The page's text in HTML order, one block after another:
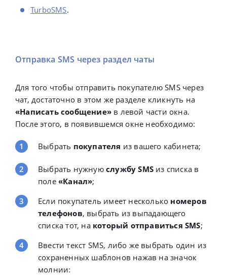
TurboSMS.
Отправка SMS через раздел чаты
Для того чтобы отправить покупателю SMS через
чат, достаточно в этом же разделе кликнуть на
«Написать сообщение» в левой части окна.
После этого, в появившемся окне необходимо:
Выбрать покупателя из вашего кабинета;
Выбрать нужную службу SMS из списка в
поле«Канал»;
Если покупатель имеет несколько номеров
телефонов, выбрать из выпадающего
списка тот, на который отправиться SMS;
Ввести текст SMS, либо же выбрать один из
сохраненных шаблонов нажав на значок
молнии: